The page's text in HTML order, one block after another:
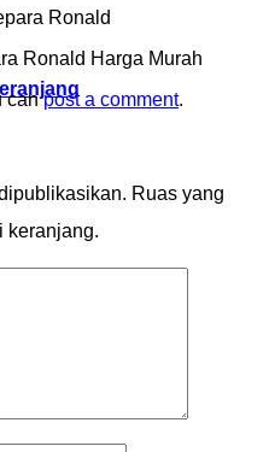
keranjang.
Ronald
Ronald Harga Murah
canpost a comment.
Ruas yang